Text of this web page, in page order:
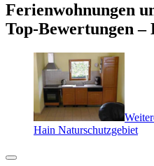
Ferienwohnungen
Top-Bewertungen –
Hain Naturschutzgebiet